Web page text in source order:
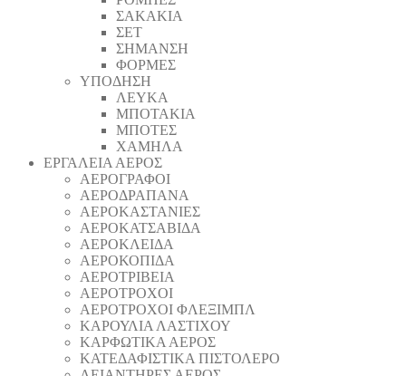
ΣΑΚΑΚΙΑ
ΣΕΤ
ΣΗΜΑΝΣΗ
ΦΟΡΜΕΣ
ΥΠΟΔΗΣΗ
ΛΕΥΚΑ
ΜΠΟΤΑΚΙΑ
ΜΠΟΤΕΣ
ΧΑΜΗΛΑ
ΕΡΓΑΛΕΙΑ ΑΕΡΟΣ
ΑΕΡΟΓΡΑΦΟΙ
ΑΕΡΟΔΡΑΠΑΝA
ΑΕΡΟΚΑΣΤΑΝΙΕΣ
ΑΕΡΟΚΑΤΣΑΒΙΔΑ
ΑΕΡΟΚΛΕΙΔΑ
ΑΕΡΟΚΟΠΙΔΑ
ΑΕΡΟΤΡΙΒΕΙΑ
ΑΕΡΟΤΡΟΧΟΙ
ΑΕΡΟΤΡΟΧΟΙ ΦΛΕΞΙΜΠΛ
ΚΑΡΟΥΛΙΑ ΛΑΣΤΙΧΟΥ
ΚΑΡΦΩΤΙΚΑ ΑΕΡΟΣ
ΚΑΤΕΔΑΦΙΣΤΙΚΑ ΠΙΣΤΟΛΕΡΟ